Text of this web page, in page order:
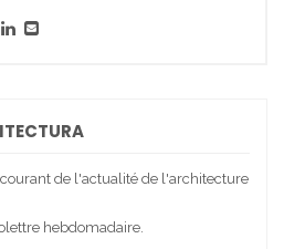
de l'actualité de l'architecture
hebdomadaire.